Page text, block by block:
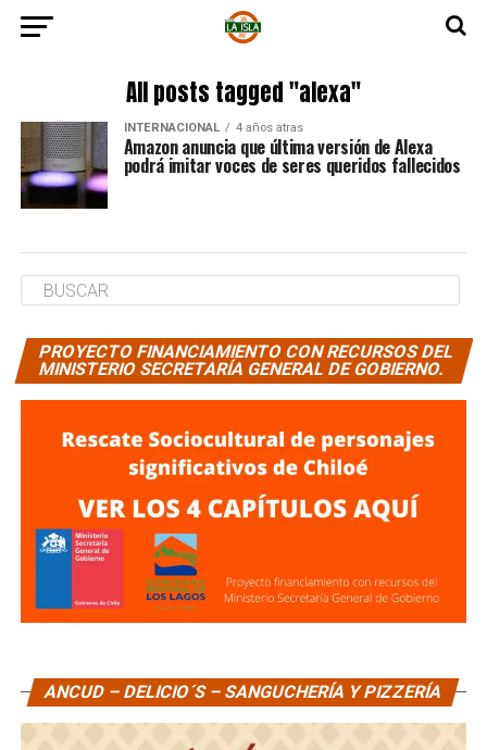
All posts tagged "alexa"
INTERNACIONAL 4 años atras
Amazon anuncia que última versión de Alexa
podrá imitar voces de seres queridos fallecidos
PROYECTO FINANCIAMIENTO CON RECURSOS DEL
MINISTERIO SECRETARÍA GENERAL DE GOBIERNO.
ANCUD – DELICIO´S – SANGUCHERÍA Y PIZZERÍA